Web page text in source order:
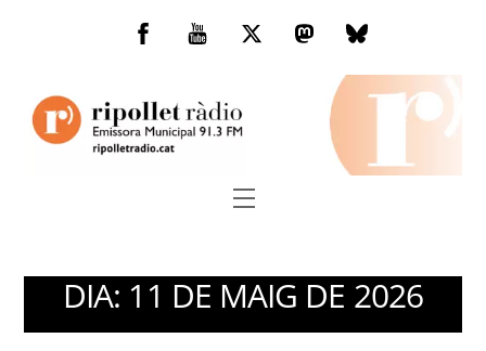
Facebook
You
TwitterMastodonBluesky
Menu
DIA: 11 DE MAIG DE 2026